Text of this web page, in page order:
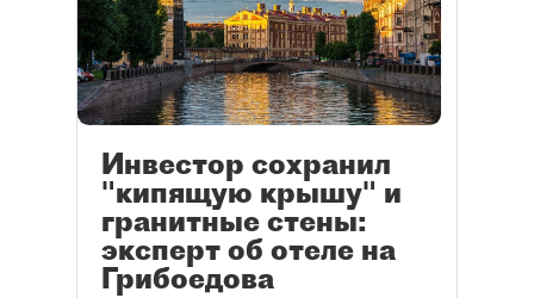
Инвестор сохранил
"кипящую крышу" и
гранитные стены:
эксперт об отеле на
Грибоедова